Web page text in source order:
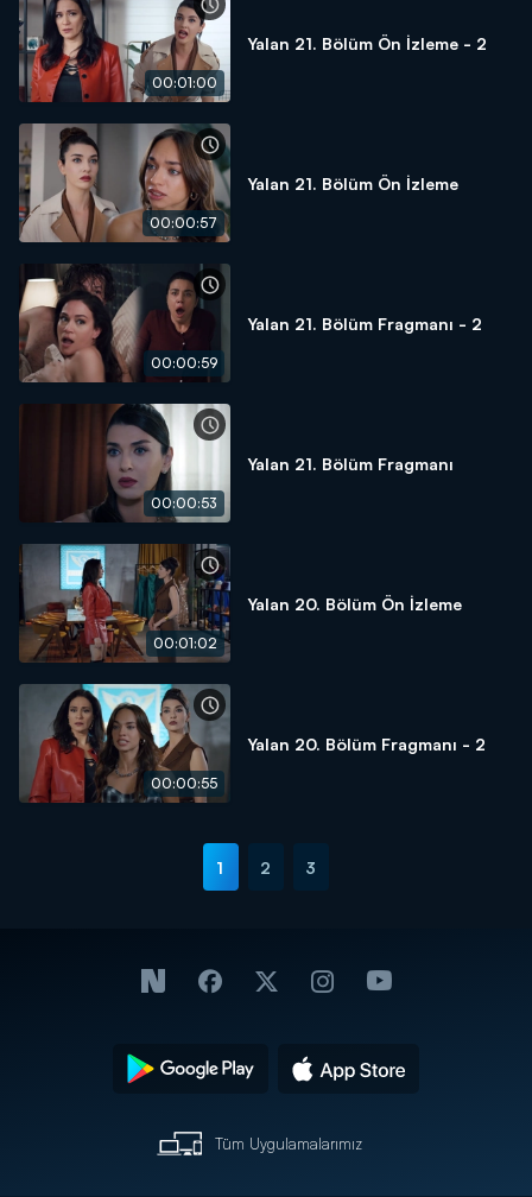
00:01:00
Yalan 21. Bölüm Ön İzleme - 2
00:00:57
Yalan 21. Bölüm Ön İzleme
00:00:59
Yalan 21. Bölüm Fragmanı - 2
00:00:53
Yalan 21. Bölüm Fragmanı
00:01:02
Yalan 20. Bölüm Ön İzleme
00:00:55
Yalan 20. Bölüm Fragmanı - 2
1 2 3
Tüm Uygulamalarımız